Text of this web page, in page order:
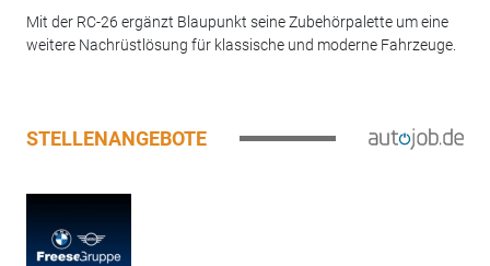
Mit der RC-26 ergänzt Blaupunkt seine Zubehörpalette um eine
weitere Nachrüstlösung für klassische und moderne Fahrzeuge.
STELLENANGEBOTE